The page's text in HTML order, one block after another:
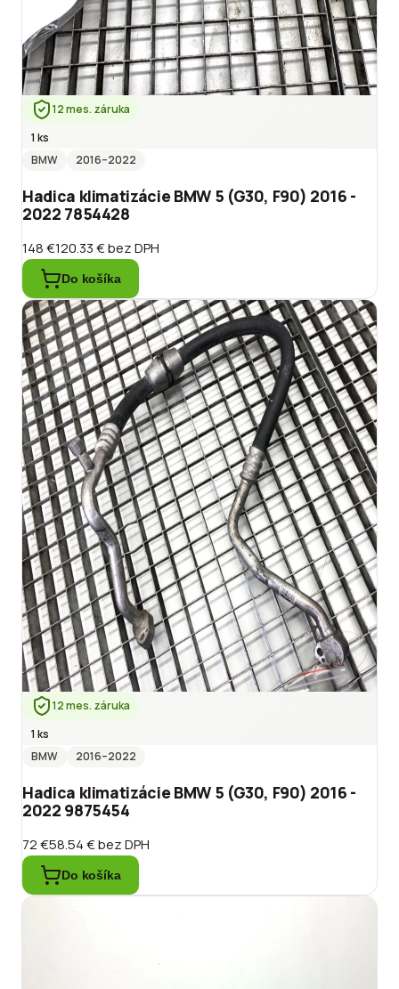
12 mes. záruka
1 ks
BMW
2016–2022
Hadica klimatizácie BMW 5 (G30, F90) 2016 -
2022 7854428
148 €120.33 €bez DPH
Do košíka
12 mes. záruka
1 ks
BMW
2016–2022
Hadica klimatizácie BMW 5 (G30, F90) 2016 -
2022 9875454
72 €58.54 €bez DPH
Do košíka